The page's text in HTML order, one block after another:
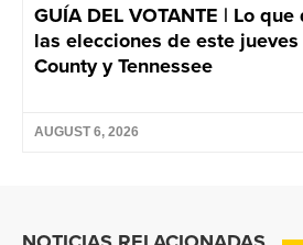
GUÍA DEL VOTANTE | Lo
las elecciones de este
County y Tennessee
AUGUST 6, 2026